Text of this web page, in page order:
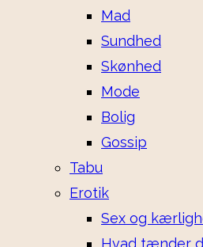
Mad
Sundhed
Skønhed
Mode
Bolig
Gossip
Tabu
Erotik
Sex og
Hvad tænder